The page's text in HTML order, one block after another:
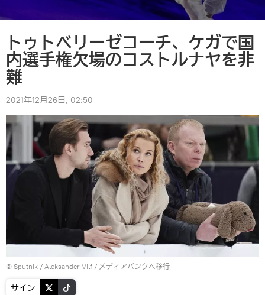
トゥトベリーゼコーチ、ケガで国
内選手権欠場のコストルナヤを非
難
2021年12月26日, 02:50
© Sputnik / Aleksander Vilf / メディアバンクへ移行
サイン